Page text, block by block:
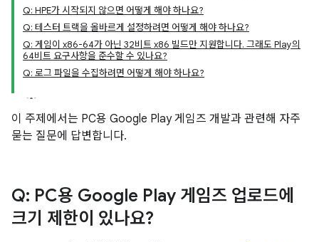
Q: HPE가 시작되지 않으면 어떻게 해야 하나요?
Q: 테스터 트랙을 올바르게 설정하려면 어떻게 해야 하나요?
Q: 게임이 x86-64가 아닌 32비트 x86 빌드만 지원합니다. 그래도 Play의
64비트 요구사항을 준수할 수 있나요?
Q: 로그 파일을 수집하려면 어떻게 해야 하나요?
이 주제에서는 PC용 Google Play 게임즈 개발과 관련해 자주
묻는 질문에 답변합니다.
Q: PC용 Google Play 게임즈 업로드에
크기 제한이 있나요?